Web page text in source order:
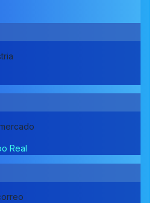
Real